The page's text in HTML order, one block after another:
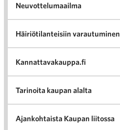
Neuvottelumaailma
Häiriötilanteisiin varautuminen
Kannattavakauppa.fi
Tarinoita kaupan alalta
Ajankohtaista Kaupan liitossa